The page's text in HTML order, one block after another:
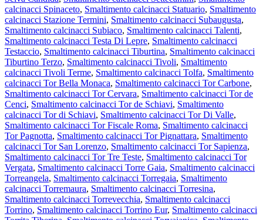
calcinacci Spinaceto, Smaltimento calcinacci Statuario, Smaltimento
calcinacci Stazione Termini, Smaltimento calcinacci Subaugusta,
Smaltimento calcinacci Subiaco, Smaltimento calcinacci Talenti,
Smaltimento calcinacci Testa Di Lepre, Smaltimento calcinacci
Testaccio, Smaltimento calcinacci Tiburtina, Smaltimento calcinacci
Tiburtino Terzo, Smaltimento calcinacci Tivoli, Smaltimento
calcinacci Tivoli Terme, Smaltimento calcinacci Tolfa, Smaltimento
calcinacci Tor Bella Monaca, Smaltimento calcinacci Tor Carbone,
Smaltimento calcinacci Tor Cervara, Smaltimento calcinacci Tor de
Cenci, Smaltimento calcinacci Tor de Schiavi, Smaltimento
calcinacci Tor di Schiavi, Smaltimento calcinacci Tor Di Valle,
Smaltimento calcinacci Tor Fiscale Roma, Smaltimento calcinacci
Tor Pagnotta, Smaltimento calcinacci Tor Pignattara, Smaltimento
calcinacci Tor San Lorenzo, Smaltimento calcinacci Tor Sapienza,
Smaltimento calcinacci Tor Tre Teste, Smaltimento calcinacci Tor
Vergata, Smaltimento calcinacci Torre Gaia, Smaltimento calcinacci
Torreangela, Smaltimento calcinacci Torregaia, Smaltimento
calcinacci Torremaura, Smaltimento calcinacci Torresina,
Smaltimento calcinacci Torrevecchia, Smaltimento calcinacci
Torrino, Smaltimento calcinacci Torrino Eur, Smaltimento calcinacci